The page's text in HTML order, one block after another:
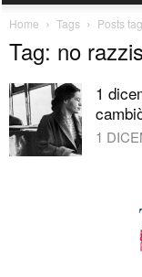
Home Tags Posts
Tag: no
1
1